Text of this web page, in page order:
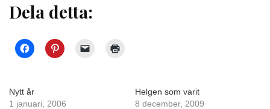
Dela detta:
Nytt år
1 januari, 2006
Helgen som varit
8 december, 2009